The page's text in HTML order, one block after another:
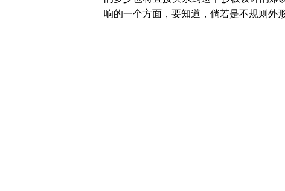
响的一个方面，要知道，倘若是不规则外